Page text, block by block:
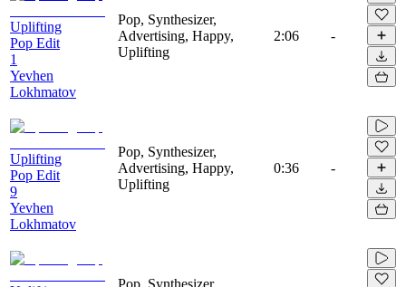
Uplifting
Pop Edit
1
Yevhen
Lokhmatov
Pop, Synthesizer,
Advertising, Happy,
Uplifting
2:06 -
Uplifting
Pop Edit
9
Yevhen
Lokhmatov
Pop, Synthesizer,
Advertising, Happy,
Uplifting
0:36 -
Pop, Synthesizer,